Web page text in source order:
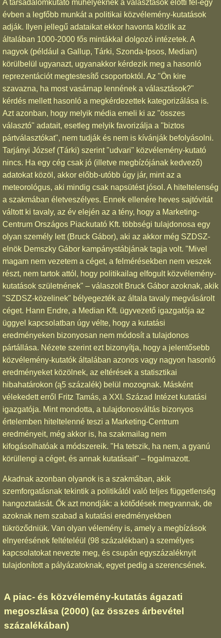
A társadalomkutató műhelyeknek a választások előtti fél-egy
évben a legfőbb munkát a politikai közvélemény-kutatások
adják. Ilyen jellegű adataikat ekkor havonta közlik az
általában 1000-2000 fős mintákkal dolgozó intézetek. A
nagyok (például a Gallup, Tárki, Szonda-Ipsos, Median)
körülbelül ugyanazt, ugyanakkor kérdezik meg a hasonló
reprezentációt megtestesítő csoportoktól. Az "Ön kire
szavazna, ha most vasárnap lennének a választások?"
kérdés mellett hasonló a megkérdezettek kategorizálása is.
Azt azonban, hogy melyik média emeli ki az "összes
választó" adatait, esetleg melyik favorizálja a "biztos
pártválasztókat", nem tudják és nem is kívánják befolyásolni.
Tarjányi József (Tárki) szerint "udvari" közvélemény-kutató
nincs. Ha egy cég csak jó (illetve megbízójának kedvező)
adatokat közöl, akkor előbb-utóbb úgy jár, mint az a
meteorológus, aki mindig csak napsütést jósol. A hiteltelenség
a szakmában életveszélyes. Ennek ellenére heves sajtóvitát
váltott ki tavaly, az év elején az a tény, hogy a Marketing-
Centrum Országos Piackutató Kft. többségi tulajdonosa egy
olyan személy lett (Bruck Gábor), aki az akkor még SZDSZ-
elnök Demszky Gábor kampánystábjának tagja volt. "Mivel
magam nem vezetem a céget, a felmérésekben nem veszek
részt, nem tartok attól, hogy politikailag elfogult közvélemény-
kutatások születnének" – válaszolt Bruck Gábor azoknak, akik
"SZDSZ-közelinek" bélyegezték az általa tavaly megvásárolt
céget. Hann Endre, a Median Kft. ügyvezető igazgatója az
üggyel kapcsolatban úgy vélte, hogy a kutatási
eredményeken bizonyosan nem módosít a tulajdonos
pártállása. Nézete szerint ezt bizonyítja, hogy a jelentősebb
közvélemény-kutatók általában azonos vagy nagyon hasonló
eredményeket közölnek, az eltérések a statisztikai
hibahatárokon (ą5 százalék) belül mozognak. Másként
vélekedett erről Fritz Tamás, a XXI. Század Intézet kutatási
igazgatója. Mint mondotta, a tulajdonosváltás bizonyos
értelemben hiteltelenné teszi a Marketing-Centrum
eredményeit, még akkor is, ha szakmailag nem
kifogásolhatóak a módszereik. "Ha tetszik, ha nem, a gyanú
körüllengi a céget, és annak kutatásait" – fogalmazott.
Akadnak azonban olyanok is a szakmában, akik
szemforgatásnak tekintik a politikától való teljes függetlenség
hangoztatását. Ők azt mondják: a kötődések megvannak, de
azoknak nem szabad a kutatási eredményekben
tükröződniük. Van olyan vélemény is, amely a megbízások
elnyerésének feltételéül (98 százalékban) a személyes
kapcsolatokat nevezte meg, és csupán egyszázaléknyit
tulajdonított a pályázatoknak, egyet pedig a szerencsének.
A piac- és közvélemény-kutatás ágazati
megoszlása (2000) (az összes árbevétel
százalékában)